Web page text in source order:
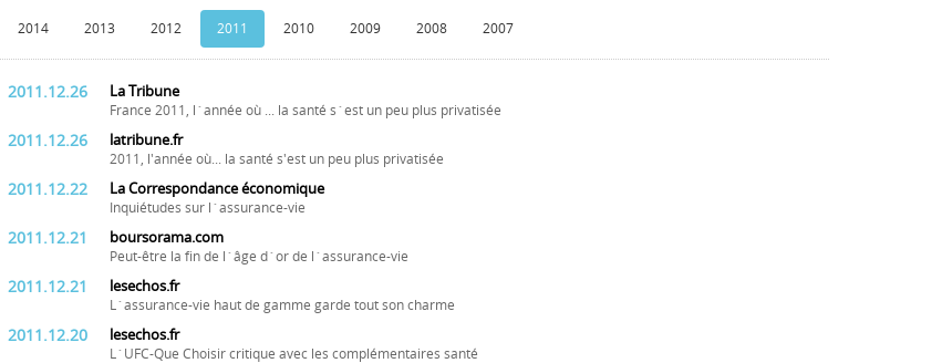
2014 2013 2012 2011 2010 2009 2008 2007
2011.12.26 La Tribune
France 2011, l´année où ... la santé s´est un peu plus privatisée
2011.12.26 latribune.fr
2011, l'année où... la santé s'est un peu plus privatisée
2011.12.22 La Correspondance économique
Inquiétudes sur l´assurance-vie
2011.12.21 boursorama.com
Peut-être la fin de l´âge d´or de l´assurance-vie
2011.12.21 lesechos.fr
L´assurance-vie haut de gamme garde tout son charme
2011.12.20 lesechos.fr
L´UFC-Que Choisir critique avec les complémentaires santé